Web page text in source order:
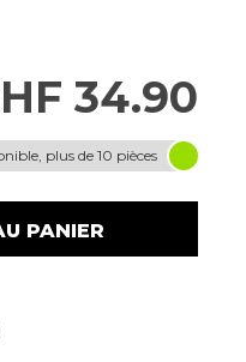
34.90
plus de 10 pièces
PANIER